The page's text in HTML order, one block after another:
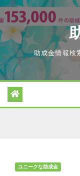
Skip
to
content
助成金情報検
ユニークな助成金